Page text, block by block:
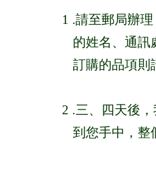
1 .請至郵局辦
的姓名、通訊
訂購的品項則
2 .三、四天後
到您手中，整